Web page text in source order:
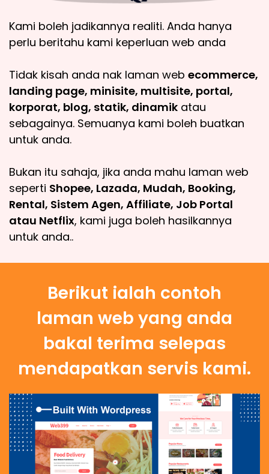
Kami boleh jadikannya realiti. Anda hanya
perlu beritahu kami keperluan web anda
Tidak kisah anda nak laman web ecommerce,
landing page, minisite, multisite, portal,
korporat, blog, statik, dinamik atau
sebagainya. Semuanya kami boleh buatkan
untuk anda.
Bukan itu sahaja, jika anda mahu laman web
seperti Shopee, Lazada, Mudah, Booking,
Rental, Sistem Agen, Affiliate, Job Portal
atau Netflix, kami juga boleh hasilkannya
untuk anda..
Berikut ialah contoh
laman web yang anda
bakal terima selepas
mendapatkan servis kami.